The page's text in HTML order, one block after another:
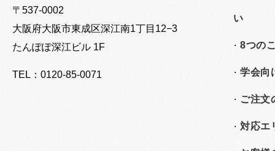
〒537-0002
大阪府大阪市東成区深江南1丁目12−3
たんぽぽ深江ビル 1F
TEL：0120-85-0071
い
8つの
学会向
ご注文
対応エ